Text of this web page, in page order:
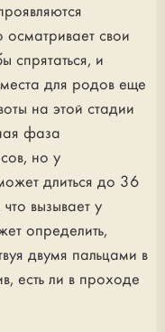
осматривает свои
спрятаться, и
места для родов еще
на этой стадии
фаза
но у
длиться до 36
вызывает у
определить,
двумя пальцами в
есть ли в проходе